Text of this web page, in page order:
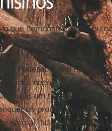
que demonstra, entre
do STF. Uma das
de debate político
Federal? Uma
nunca negou, que eu
É um tipo de
os promotores
normal. Não há nenhuma